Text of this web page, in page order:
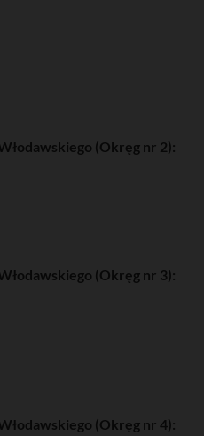
(Okręg nr 2):
(Okręg nr 3):
(Okręg nr 4):